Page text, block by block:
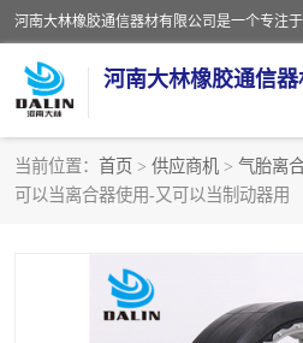
河南大林橡胶通信器
当前位置： 首页 > 供应商机 > 气胎离
可以当离合器使用-又可以当制动器用
推盘离合器
VC离合器
PO隔膜离合器